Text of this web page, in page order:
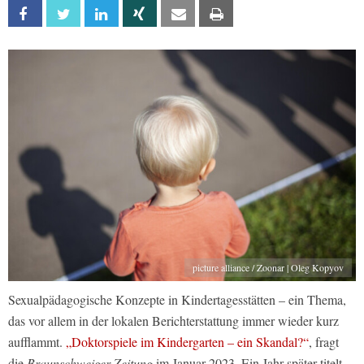
Facebook Twitter Linkedin Xing Email
picture alliance / Zoonar | Oleg Kopyov
Sexualpädagogische Konzepte in Kindertagesstätten – ein Thema,
das vor allem in der lokalen Berichterstattung immer wieder kurz
aufflammt. „Doktorspiele im Kindergarten – ein Skandal?“, fragt